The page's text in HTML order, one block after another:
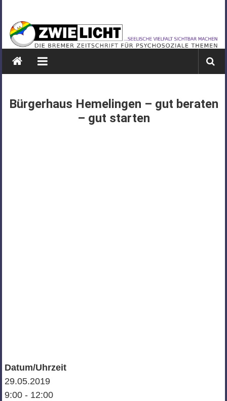
springen
ZWIELICHT
BREMEN
DIE
PSYCHOSOZIALE
Bürgerhaus Hemelingen – gut beraten
– gut starten
Datum/Uhrzeit
29.05.2019
9:00 - 12:00